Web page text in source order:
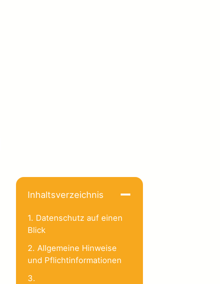
Inhaltsverzeichnis
1. Datenschutz auf einen
Blick
2. Allgemeine Hinweise
und Pflichtinformationen
3.